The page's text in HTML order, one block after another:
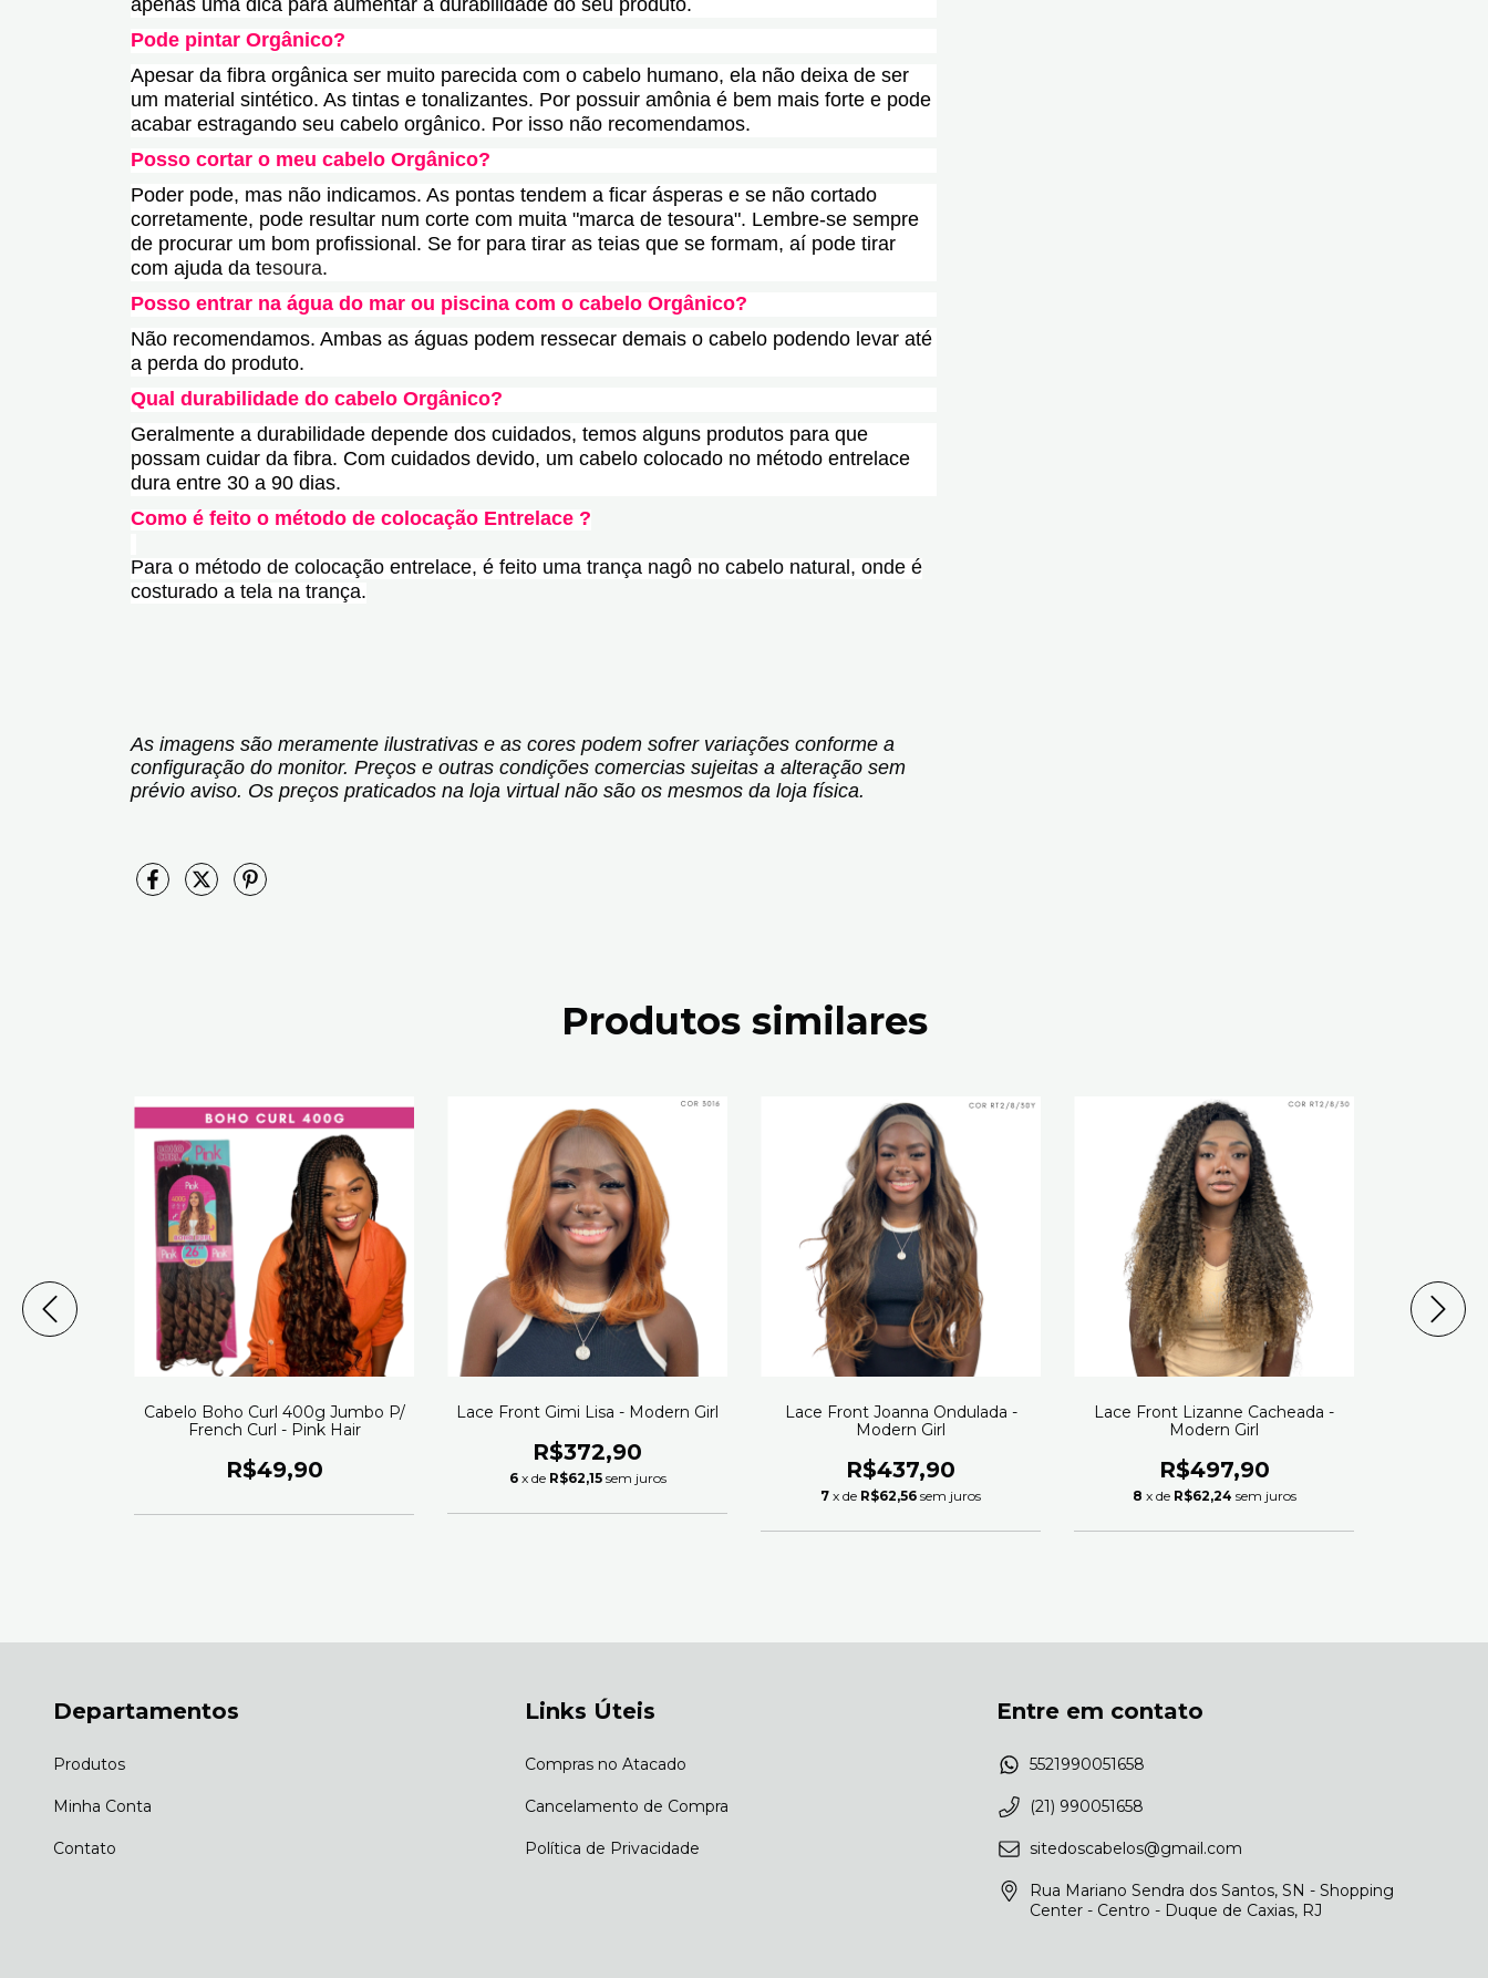
apenas uma dica para aumentar a durabilidade do seu produto.
Pode pintar Orgânico?
Apesar da fibra orgânica ser muito parecida com o cabelo humano, ela não deixa de ser
um material sintético. As tintas e tonalizantes. Por possuir amônia é bem mais forte e pode
acabar estragando seu cabelo orgânico. Por isso não recomendamos.
Posso cortar o meu cabelo Orgânico?
Poder pode, mas não indicamos. As pontas tendem a ficar ásperas e se não cortado
corretamente, pode resultar num corte com muita "marca de tesoura". Lembre-se sempre
de procurar um bom profissional. Se for para tirar as teias que se formam, aí pode tirar
com ajuda da tesoura.
Posso entrar na água do mar ou piscina com o cabelo Orgânico?
Não recomendamos. Ambas as águas podem ressecar demais o cabelo podendo levar até
a perda do produto.
Qual durabilidade do cabelo Orgânico?
Geralmente a durabilidade depende dos cuidados, temos alguns produtos para que
possam cuidar da fibra. Com cuidados devido, um cabelo colocado no método entrelace
dura entre 30 a 90 dias.
Como é feito o método de colocação Entrelace ?
Para o método de colocação entrelace, é feito uma trança nagô no cabelo natural, onde é
costurado a tela na trança.
As imagens são meramente ilustrativas e as cores podem sofrer variações conforme a
configuração do monitor. Preços e outras condições comercias sujeitas a alteração sem
prévio aviso. Os preços praticados na loja virtual não são os mesmos da loja física.
Produtos similares
Cabelo Boho Curl 400g Jumbo P/
French Curl - Pink Hair
R$49,90
Lace Front Gimi Lisa - Modern Girl
R$372,90
6 x de R$62,15 sem juros
Lace Front Joanna Ondulada -
Modern Girl
R$437,90
7 x de R$62,56 sem juros
Lace Front Lizanne Cacheada -
Modern Girl
R$497,90
8 x de R$62,24 sem juros
Departamentos
Produtos
Minha Conta
Contato
Links Úteis
Compras no Atacado
Cancelamento de Compra
Política de Privacidade
Entre em contato
5521990051658
(21) 990051658
sitedoscabelos@gmail.com
Rua Mariano Sendra dos Santos, SN - Shopping
Center - Centro - Duque de Caxias, RJ